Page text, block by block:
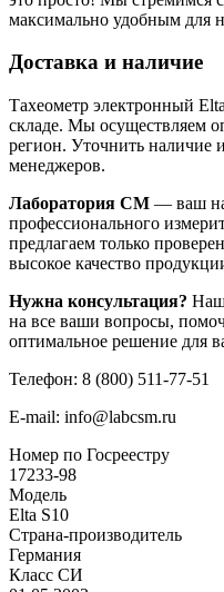
максимально удобным для
Доставка и наличие
Тахеометр электронный
складе. Мы осуществляем
регион. Уточнить наличие
менеджеров.
Лаборатория СМ — ваш
профессионального
предлагаем только
высокое качество
Нужна консультация?
на все ваши вопросы,
оптимальное решение для
Телефон: 8 (800) 511-77-51
E-mail: info@labcsm.ru
Номер по Госреестру
17233-98
Модель
Elta S10
Страна-производитель
Германия
Класс СИ